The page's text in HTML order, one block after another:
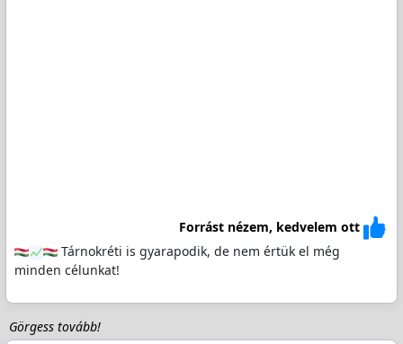
Forrást nézem, kedvelem ott
Tárnokréti is gyarapodik, de nem értük el még
minden célunkat!
Görgess tovább!